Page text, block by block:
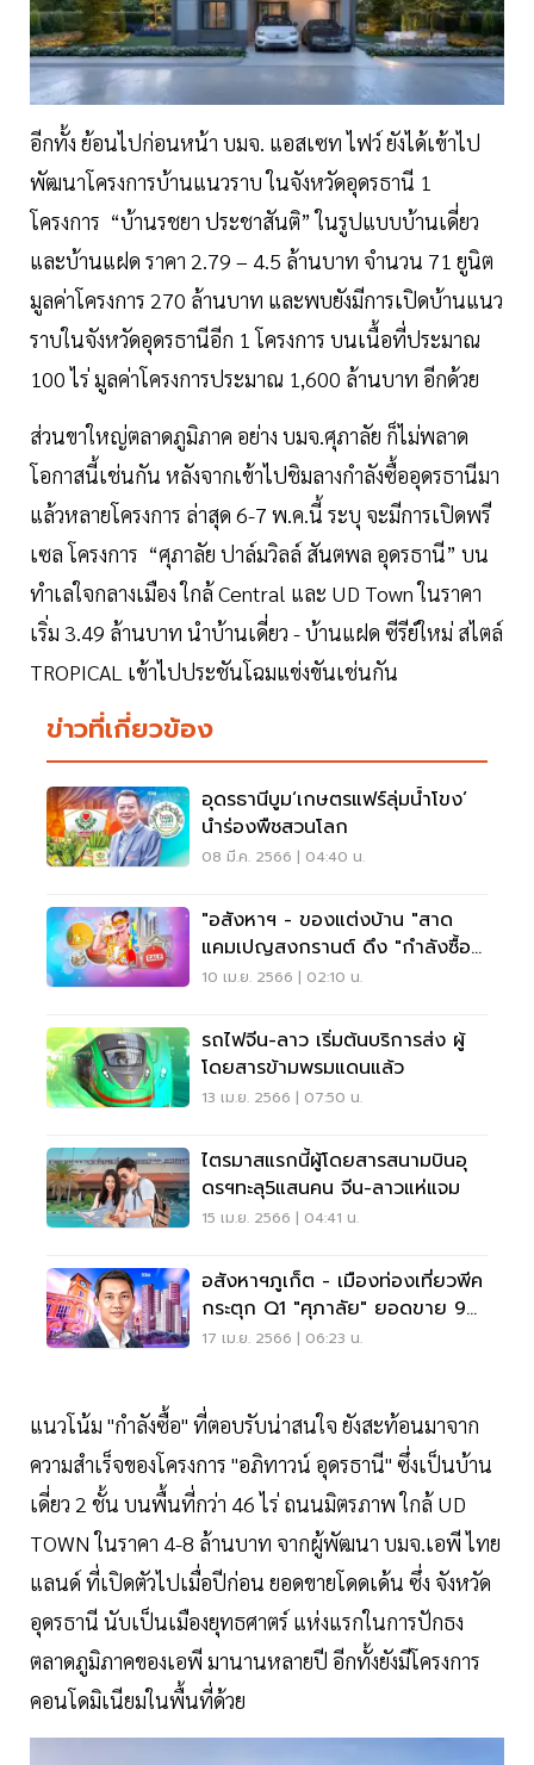
อีกทั้ง ย้อนไปก่อนหน้า บมจ. แอสเซท ไฟว์ ยังได้เข้าไป
พัฒนาโครงการบ้านแนวราบ ในจังหวัดอุดรธานี 1
โครงการ “บ้านรชยา ประชาสันติ” ในรูปแบบบ้านเดี่ยว
และบ้านแฝด ราคา 2.79 – 4.5 ล้านบาท จำนวน 71 ยูนิต
มูลค่าโครงการ 270 ล้านบาท และพบยังมีการเปิดบ้านแนว
ราบในจังหวัดอุดรธานีอีก 1 โครงการ บนเนื้อที่ประมาณ
100 ไร่ มูลค่าโครงการประมาณ 1,600 ล้านบาท อีกด้วย
ส่วนขาใหญ่ตลาดภูมิภาค อย่าง บมจ.ศุภาลัย ก็ไม่พลาด
โอกาสนี้เช่นกัน หลังจากเข้าไปชิมลางกำลังซื้ออุดรธานีมา
แล้วหลายโครงการ ล่าสุด 6-7 พ.ค.นี้ ระบุ จะมีการเปิดพรี
เซล โครงการ “ศุภาลัย ปาล์มวิลล์ สันตพล อุดรธานี” บน
ทำเลใจกลางเมือง ใกล้ Central และ UD Town ในราคา
เริ่ม 3.49 ล้านบาท นำบ้านเดี่ยว - บ้านแฝด ซีรีย์ใหม่ สไตล์
TROPICAL เข้าไปประชันโฉมแข่งขันเช่นกัน
ข่าวที่เกี่ยวข้อง
อุดรธานีบูม‘เกษตรแฟร์ลุ่มนํ้าโขง’
นำร่องพืชสวนโลก
08 มี.ค. 2566 | 04:40 น.
"อสังหาฯ - ของแต่งบ้าน "สาด
แคมเปญสงกรานต์ ดึง "กำลังซื้อ"
ซัมเมอร์
10 เม.ย. 2566 | 02:10 น.
รถไฟจีน-ลาว เริ่มต้นบริการส่ง ผู้
โดยสารข้ามพรมแดนแล้ว
13 เม.ย. 2566 | 07:50 น.
ไตรมาสแรกนี้ผู้โดยสารสนามบินอุ
ดรฯทะลุ5แสนคน จีน-ลาวแห่แจม
15 เม.ย. 2566 | 04:41 น.
อสังหาฯภูเก็ต - เมืองท่องเที่ยวพีค
กระตุก Q1 "ศุภาลัย" ยอดขาย 9
พันล้าน
17 เม.ย. 2566 | 06:23 น.
แนวโน้ม "กำลังซื้อ" ที่ตอบรับน่าสนใจ ยังสะท้อนมาจาก
ความสำเร็จของโครงการ "อภิทาวน์ อุดรธานี" ซึ่งเป็นบ้าน
เดี่ยว 2 ชั้น บนพื้นที่กว่า 46 ไร่ ถนนมิตรภาพ ใกล้ UD
TOWN ในราคา 4-8 ล้านบาท จากผู้พัฒนา บมจ.เอพี ไทย
แลนด์ ที่เปิดตัวไปเมื่อปีก่อน ยอดขายโดดเด้น ซึ่ง จังหวัด
อุดรธานี นับเป็นเมืองยุทธศาตร์ แห่งแรกในการปักธง
ตลาดภูมิภาคของเอพี มานานหลายปี อีกทั้งยังมีโครงการ
คอนโดมิเนียมในพื้นที่ด้วย